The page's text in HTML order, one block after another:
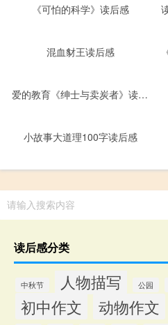
《可怕的科学》读后感
混血豺王读后感
爱的教育《绅士与卖炭者》读后感100字以上
小故事大道理100字读后感
请输入搜索内容
读后感分类
中秋节 人物描写 公园
初中作文 动物作文